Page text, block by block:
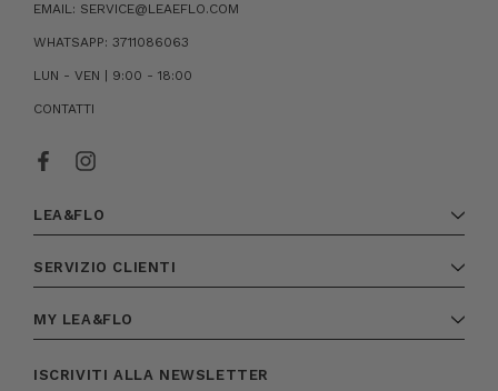
EMAIL: SERVICE@LEAEFLO.COM
WHATSAPP: 3711086063
LUN - VEN | 9:00 - 18:00
CONTATTI
LEA&FLO
SERVIZIO CLIENTI
MY LEA&FLO
ISCRIVITI ALLA NEWSLETTER